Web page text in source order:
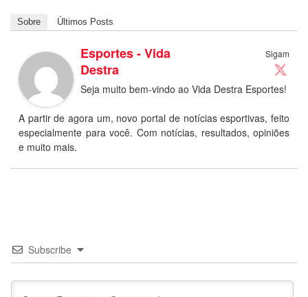
Sobre Últimos Posts
Sigam
Esportes - Vida
Destra
Seja muito bem-vindo ao Vida Destra Esportes!
A partir de agora um, novo portal de notícias esportivas, feito
especialmente para você. Com notícias, resultados, opiniões
e muito mais.
Subscribe